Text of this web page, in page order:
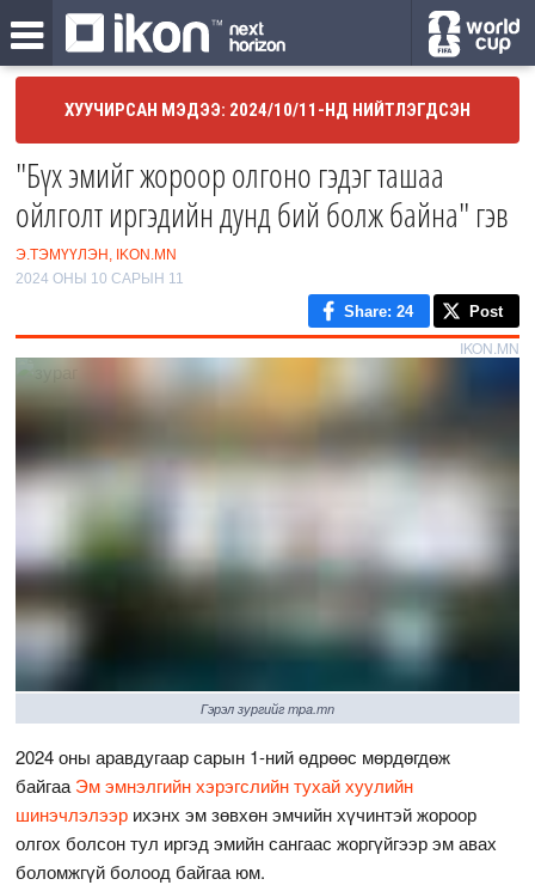
ХУУЧИРСАН МЭДЭЭ: 2024/10/11-НД НИЙТЛЭГДСЭН
"Бүх эмийг жороор олгоно гэдэг ташаа
ойлголт иргэдийн дунд бий болж байна" гэв
Э.ТЭМҮҮЛЭН, IKON.MN
2024 ОНЫ 10 САРЫН 11
Share: 24 Post
IKON.MN
Гэрэл зургийг mpa.mn
2024 оны аравдугаар сарын 1-ний өдрөөс мөрдөгдөж
байгаа Эм эмнэлгийн хэрэгслийн тухай хуулийн
шинэчлэлээр ихэнх эм зөвхөн эмчийн хүчинтэй жороор
олгох болсон тул иргэд эмийн сангаас жоргүйгээр эм авах
боломжгүй болоод байгаа юм.